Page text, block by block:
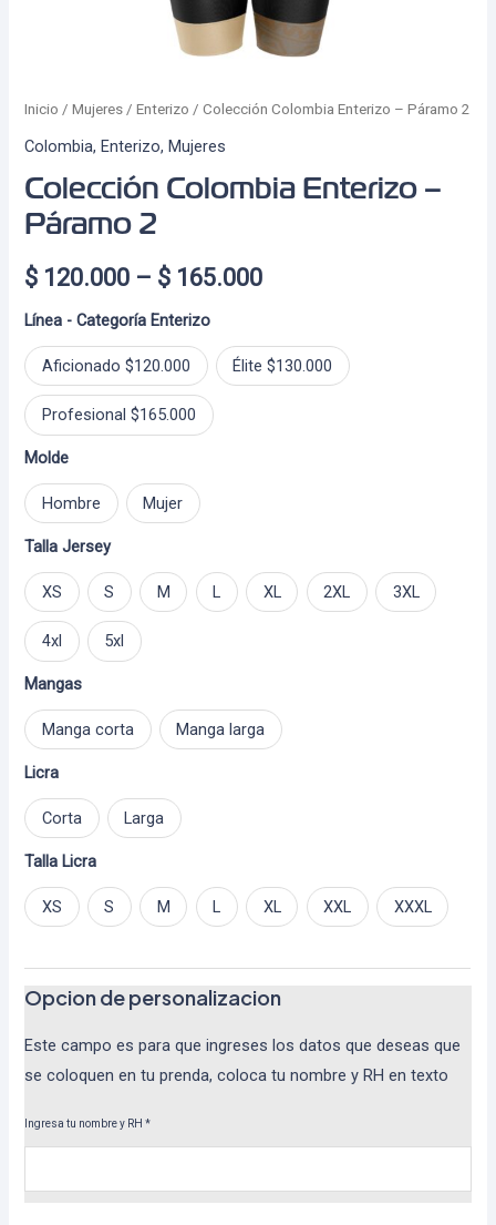
Inicio /Mujeres /Enterizo / Colección Colombia Enterizo – Páramo 2
Colombia,Enterizo,Mujeres
Colección Colombia Enterizo –
Páramo 2
$ 120.000 – $ 165.000Price
$ 120.000
Línea - Categoría Enterizo
Aficionado $120.000 Élite $130.000
Profesional $165.000
Molde
Hombre Mujer
Talla Jersey
XS S M L XL 2XL 3XL
4xl 5xl
Mangas
Manga corta Manga larga
Licra
Corta Larga
Talla Licra
XS S M L XL XXL XXXL
Opcion de personalizacion
Este campo es para que ingreses los datos que deseas que
se coloquen en tu prenda, coloca tu nombre y RH en texto
Ingresa tu nombre y RH*